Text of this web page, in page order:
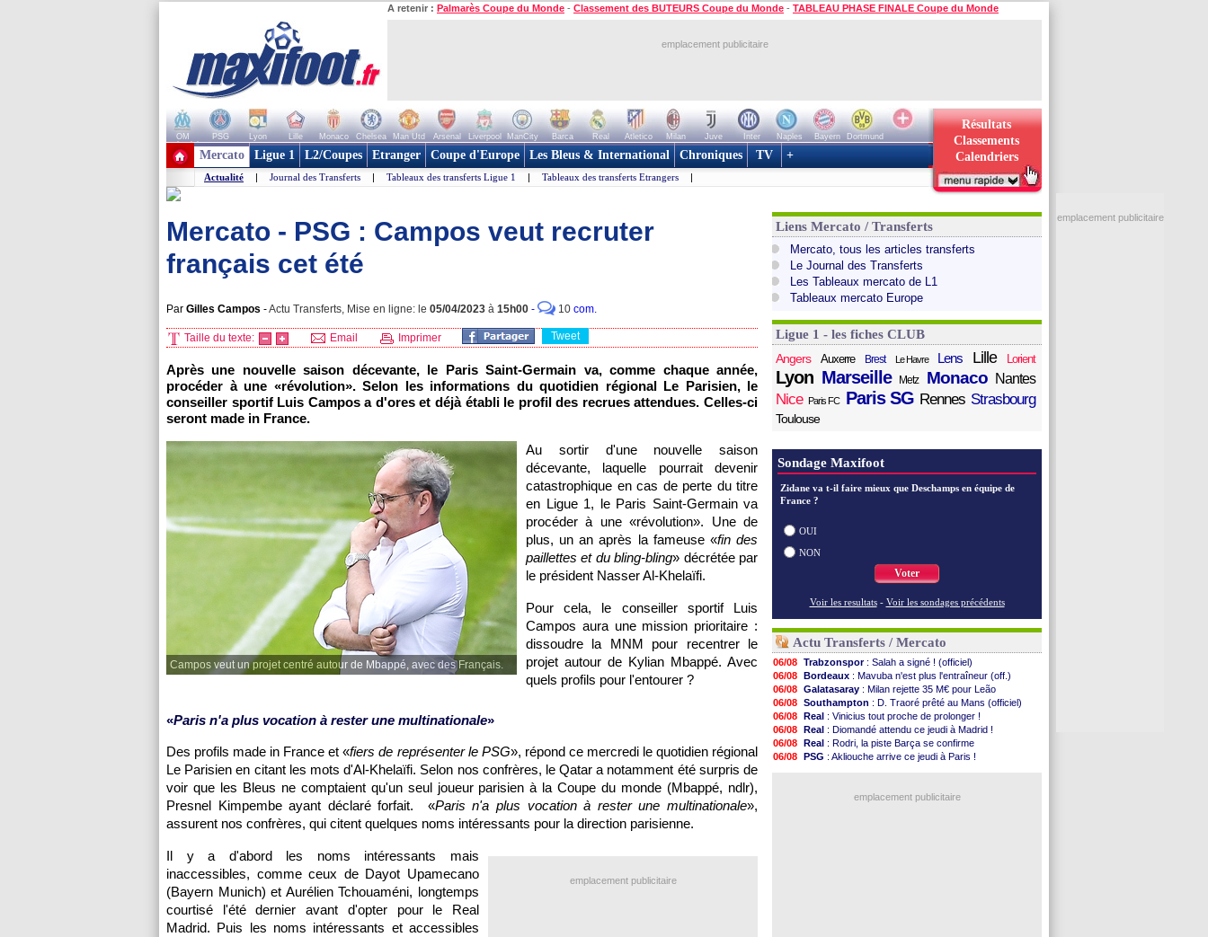
A retenir : Palmarès Coupe du Monde - Classement des BUTEURS Coupe du Monde - TABLEAU PHASE FINALE Coupe du Monde
emplacement publicitaire
OM PSG Lyon Lille Monaco Chelsea Man Utd Arsenal Liverpool ManCity Barca Real Atletico Milan Juve Inter Naples Bayern
Dortmund
+ de clubs
Résultats
Classements
Calendriers
Mercato Ligue 1 L2/Coupes Etranger Coupe d'Europe Les Bleus & International Chroniques TV +
Actualité | Journal des Transferts | Tableaux des transferts Ligue 1 | Tableaux des transferts Etrangers |
Mercato - PSG : Campos veut recruter
français cet été
Par Gilles Campos -Actu Transferts, Mise en ligne: le 05/04/2023 à 15h00 - 10 com.
Taille du texte: Email Imprimer Tweet
Après une nouvelle saison décevante, le Paris Saint-Germain va, comme chaque année,
procéder à une «révolution». Selon les informations du quotidien régional Le Parisien, le
conseiller sportif Luis Campos a d'ores et déjà établi le profil des recrues attendues. Celles-ci
seront made in France.
Campos veut un projet centré autour de Mbappé, avec des Français.
Au sortir d'une nouvelle saison
décevante, laquelle pourrait devenir
catastrophique en cas de perte du titre
en Ligue 1, le Paris Saint-Germain va
procéder à une «révolution». Une de
plus, un an après la fameuse «fin des
paillettes et du bling-bling» décrétée par
le président Nasser Al-Khelaïfi.
Pour cela, le conseiller sportif Luis
Campos aura une mission prioritaire :
dissoudre la MNM pour recentrer le
projet autour de Kylian Mbappé. Avec
quels profils pour l'entourer ?
«Paris n'a plus vocation à rester une multinationale»
Des profils made in France et «fiers de représenter le PSG», répond ce mercredi le quotidien régional
Le Parisien en citant les mots d'Al-Khelaïfi. Selon nos confrères, le Qatar a notamment été surpris de
voir que les Bleus ne comptaient qu'un seul joueur parisien à la Coupe du monde (Mbappé, ndlr),
Presnel Kimpembe ayant déclaré forfait. «Paris n'a plus vocation à rester une multinationale»,
assurent nos confrères, qui citent quelques noms intéressants pour la direction parisienne.
emplacement publicitaire
Il y a d'abord les noms intéressants mais
inaccessibles, comme ceux de Dayot Upamecano
(Bayern Munich) et Aurélien Tchouaméni, longtemps
courtisé l'été dernier avant d'opter pour le Real
Madrid. Puis les noms intéressants et accessibles
Liens Mercato / Transferts
Mercato, tous les articles transferts
Le Journal des Transferts
Les Tableaux mercato de L1
Tableaux mercato Europe
Ligue 1 - les fiches CLUB
Angers
Auxerre Brest Le Havre Lens Lille Lorient
Lyon Marseille Metz Monaco Nantes
Nice Paris FC Paris SG Rennes Strasbourg
Toulouse
Sondage Maxifoot
Zidane va t-il faire mieux que Deschamps en équipe de
France ?
OUI
NON
Voter
Voir les resultats - Voir les sondages précédents
Actu Transferts / Mercato
06/08 Trabzonspor: Salah a signé ! (officiel)
06/08 Bordeaux : Mavuba n'est plus l'entraîneur (off.)
06/08 Galatasaray : Milan rejette 35 M€ pour Leão
06/08 Southampton : D. Traoré prêté au Mans (officiel)
06/08 Real : Vinicius tout proche de prolonger !
06/08 Real : Diomandé attendu ce jeudi à Madrid !
06/08 Real : Rodri, la piste Barça se confirme
06/08 PSG : Akliouche arrive ce jeudi à Paris !
: c'est fait pour Fekir (officiel)
emplacement publicitaire
emplacement publicitaire